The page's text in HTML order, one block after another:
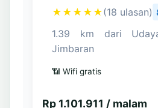
★★★★★(18 ulasan)
1.39 km dari
Jimbaran
📶 Wifi gratis
Rp 1.101.911 / malam